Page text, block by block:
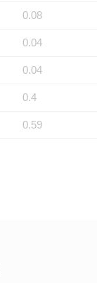
0.08
0.04
0.04
0.4
0.59